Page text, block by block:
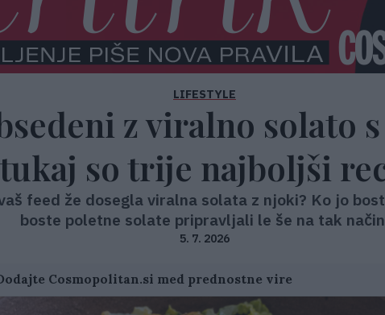
LIFESTYLE
z viralno solato
so trije najboljši
feed že dosegla viralna solata z njoki? Ko jo
boste poletne solate pripravljali le še na tak
5. 7. 2026
Cosmopolitan.si med prednostne vire